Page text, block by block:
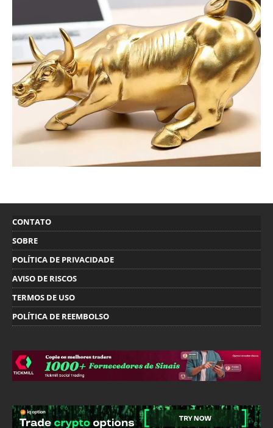
CONTATO
SOBRE
POLÍTICA DE PRIVACIDADE
AVISO DE RISCOS
TERMOS DE USO
POLÍTICA DE REEMBOLSO